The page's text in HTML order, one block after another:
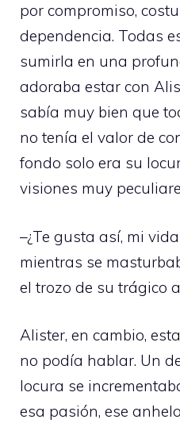
por compromiso,
dependencia. Todas
sumirla en una
adoraba estar con
sabía muy bien que
no tenía el valor de
fondo solo era su
visiones muy
–¿Te gusta así, mi
mientras se
el trozo de su trágico
Alister, en cambio,
no podía hablar. Un
locura se
esa pasión, ese